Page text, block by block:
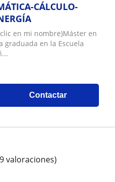
CÁLCULO-
clic en mi nombre)Máster en
graduada en la Escuela
Contactar
valoraciones)